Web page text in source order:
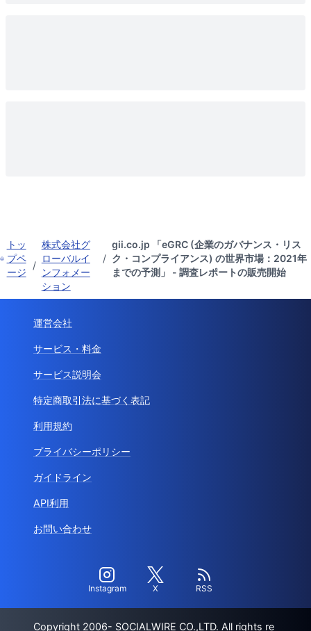
トッ
プペ
ージ
/
株式会社グ
ローバルイ
ンフォメー
ション
/
gii.co.jp 「eGRC (企業のガバナンス・リス
ク・コンプライアンス) の世界市場：2021年
までの予測」 - 調査レポートの販売開始
運営会社
サービス・料金
サービス説明会
特定商取引法に基づく表記
利用規約
プライバシーポリシー
ガイドライン
API利用
お問い合わせ
Instagram X RSS
Copyright 2006- SOCIALWIRE CO.,LTD. All rights re